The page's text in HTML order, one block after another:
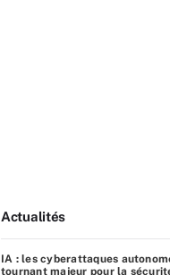
Actualités
IA : les cyberattaques
tournant majeur pour la